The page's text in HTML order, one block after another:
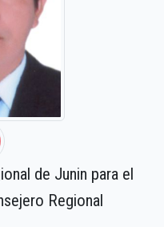
de Junin para el
Regional